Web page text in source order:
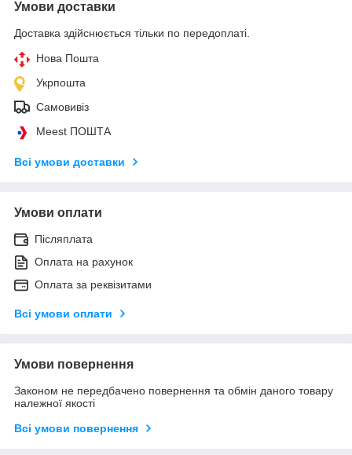
Умови доставки
Доставка здійснюється тільки по передоплаті.
Нова Пошта
Укрпошта
Самовивіз
Meest ПОШТА
Всі умови доставки
Умови оплати
Післяплата
Оплата на рахунок
Оплата за реквізитами
Всі умови оплати
Умови повернення
Законом не передбачено повернення та обмін даного товару
належної якості
Всі умови повернення